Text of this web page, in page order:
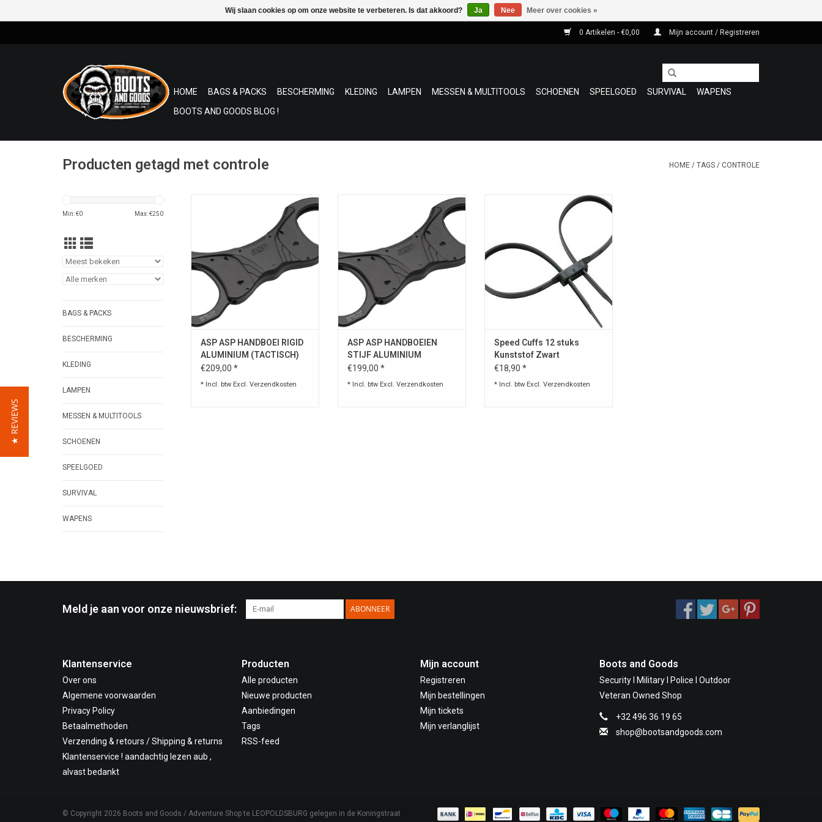
0 Artikelen - €0,00 Mijn account / Registreren
HOME BAGS & PACKS BESCHERMING KLEDING LAMPEN MESSEN & MULTITOOLS SCHOENEN SPEELGOED SURVIVAL
WAPENS
BOOTS AND GOODS BLOG !
Producten getagd met controle HOME / TAGS / CONTROLE
Min: €0 Max: €250
BAGS & PACKS
BESCHERMING
KLEDING
LAMPEN
MESSEN & MULTITOOLS
SCHOENEN
SPEELGOED
SURVIVAL
WAPENS
ASP-handboei Rigid (Tactical)
gemaakt van aluminium met een
polymeer plastic omhulsel, stijve
vergrendeling en vergrendeling
met een vergrendeltand.
TOEVOEGEN AAN WINKELWAGEN
ASP ASP HANDBOEI RIGID
ALUMINIUM (TACTISCH)
€209,00 *
* Incl. btw Excl. Verzendkosten
Compacte en ergonomische
handboeien, uitzonderlijk
sterk.ASP Handboeien Stijf
(Tactisch) gemaakt van
aluminium met een polymeer
plastic hoes, stevig slot en slot
met een borgtand.
TOEVOEGEN AAN WINKELWAGEN
ASP ASP HANDBOEIEN
STIJF ALUMINIUM
(TACTISCH)
€199,00 *
* Incl. btw Excl. Verzendkosten
Wegwerp handboeien (straps) met
dubbele polslus. Snel en efficiënt
aan te brengen met de standaard
handboeitechnieken. De strap is
breed en snijdt niet in de pols. Te
verkrijgen in de kleuren Wit / Rood
/ Geel
TOEVOEGEN AAN WINKELWAGEN
Speed Cuffs 12 stuks
Kunststof Zwart
€18,90 *
* Incl. btw Excl. Verzendkosten
Meld je aan voor onze nieuwsbrief: ABONNEER
Klantenservice
Over ons
Algemene voorwaarden
Privacy Policy
Betaalmethoden
Verzending & retours / Shipping & returns
Klantenservice ! aandachtig lezen aub ,
alvast bedankt
Producten
Alle producten
Nieuwe producten
Aanbiedingen
Tags
RSS-feed
Mijn account
Registreren
Mijn bestellingen
Mijn tickets
Mijn verlanglijst
Boots and Goods
Security I Military I Police I Outdoor
Veteran Owned Shop
+32 496 36 19 65
shop@bootsandgoods.com
© Copyright 2026 Boots and Goods / Adventure Shop te LEOPOLDSBURG gelegen in de Koningstraat
Wij slaan cookies op om onze website te verbeteren. Is dat akkoord? Ja Nee Meer over cookies »
★ REVIEWS